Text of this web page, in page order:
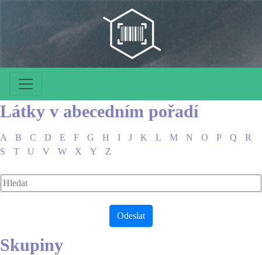
Látky v abecedním pořadí
A B C D E F G H I J K L M N O P Q
R
S
T U V W X Y Z
Skupiny